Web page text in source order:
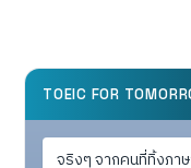
TOEIC FOR
จริงๆ จากคนที่ทิ้งภา